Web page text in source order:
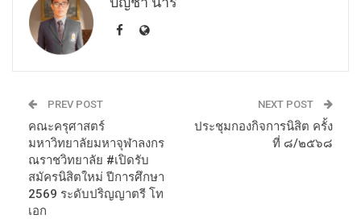
PREV POST
คณะครุศาสตร์
มหาวิทยาลัยมหาจุฬาลงกร
ณราชวิทยาลัย #เปิดรับ
สมัครนิสิตใหม่ ปีการศึกษา
2569 ระดับปริญญาตรี โท
เอก
NEXT POST
ประชุมกองกิจการนิสิต ครั้ง
ที่ ๘/๒๕๖๘